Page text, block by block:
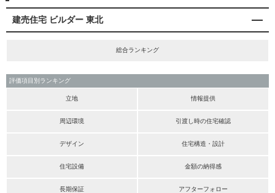
建売住宅 ビルダー 東北
総合ランキング
評価項目別ランキング
立地 情報提供
周辺環境 引渡し時の住宅確認
デザイン 住宅構造・設計
住宅設備 金額の納得感
長期保証 アフターフォロー